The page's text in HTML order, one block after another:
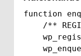
function
/**